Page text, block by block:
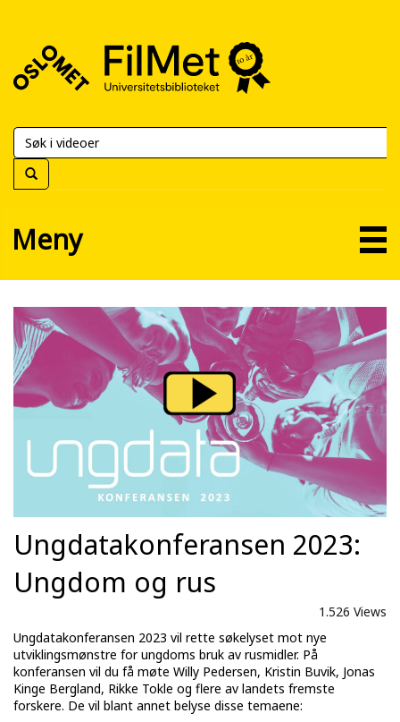
FilMet
Universitetsbiblioteket
Meny
Ungdatakonferansen 2023:
Ungdom og rus
1.526 Views
Ungdatakonferansen 2023 vil rette søkelyset mot nye
utviklingsmønstre for ungdoms bruk av rusmidler. På
konferansen vil du få møte Willy Pedersen, Kristin Buvik, Jonas
Kinge Bergland, Rikke Tokle og flere av landets fremste
forskere. De vil blant annet belyse disse temaene: